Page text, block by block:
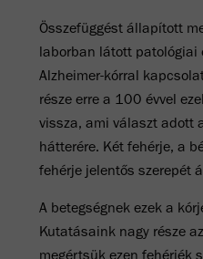
Összefüggést állapított
laborban látott patológiai
Alzheimer-kórral
része erre a 100 évvel
vissza, ami választ adott
hátterére. Két fehérje, a
fehérje jelentős szerepét
A betegségnek ezek a
Kutatásaink nagy része
megértsük ezen fehérjék